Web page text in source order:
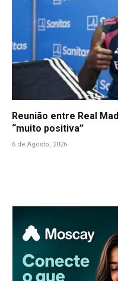
Reunião entre Real
“muito positiva”
6 de Agosto, 2026